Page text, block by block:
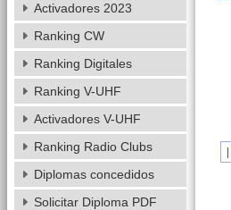
Activadores 2023
Ranking CW
Ranking Digitales
Ranking V-UHF
Activadores V-UHF
Ranking Radio Clubs
Diplomas concedidos
Solicitar Diploma PDF